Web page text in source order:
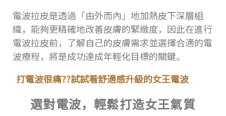
電波拉皮是透過「由外而內」地加熱皮下深層組
織，能夠更精確地改善皮膚的緊緻度，因此在進行
電波拉皮前，了解自己的皮膚需求並選擇合適的電
波療程，將是成功達成年輕化目標的關鍵。
打電波很痛??試試看舒適感升級的女王電波
選對電波，輕鬆打造女王氣質